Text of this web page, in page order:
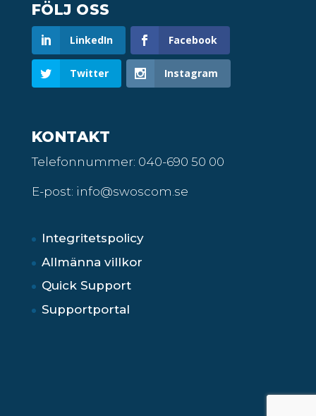
FÖLJ OSS
LinkedIn Facebook
Twitter Instagram
KONTAKT
Telefonnummer: 040-690 50 00
E-post: info@swoscom.se
Integritetspolicy
Allmänna villkor
Quick Support
Supportportal